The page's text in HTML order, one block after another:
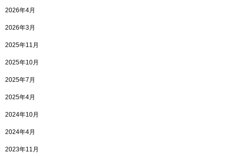
2026年4月
2026年3月
2025年11月
2025年10月
2025年7月
2025年4月
2024年10月
2024年4月
2023年11月